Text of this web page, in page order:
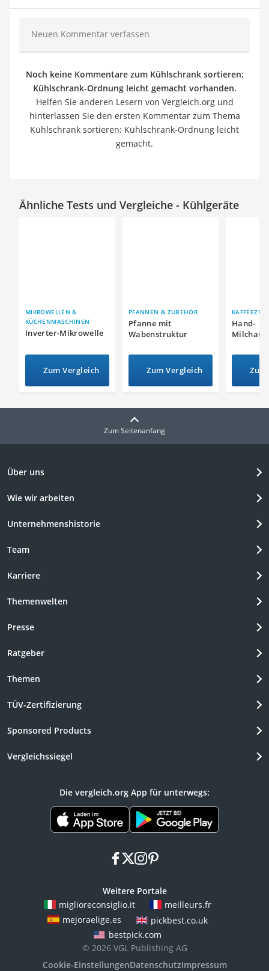
Neuen Kommentar verfassen
Noch keine Kommentare zum Kühlschrank sortieren:
Kühlschrank-Ordnung leicht gemacht vorhanden.
Helfen Sie anderen Lesern von Vergleich.org und
hinterlassen Sie den ersten Kommentar zum Thema
Kühlschrank sortieren: Kühlschrank-Ordnung leicht
gemacht.
Ähnliche Tests und Vergleiche - Kühlgeräte
MIKROWELLEN &
KÜCHENMASCHINEN
Inverter-Mikrowelle
Zum Vergleich
PFANNEN & ZUBEHÖR
Pfanne mit
Wabenstruktur
Zum Vergleich
Hand-
Zum Seitenanfang
Über uns
Wie wir arbeiten
Unternehmenshistorie
Team
Karriere
Themenwelten
Presse
Ratgeber
Themen
TÜV-Zertifizierung
Sponsored Products
Vergleichssiegel
Die vergleich.org App für unterwegs:
facebook
x instagram
pinterest
Weitere Portale
miglioreconsiglio.it
meilleurs.fr
mejoraelige.es
pickbest.co.uk
bestpick.com
© 2026 VGL Publishing AG
Cookie-EinstellungenDatenschutzImpressum